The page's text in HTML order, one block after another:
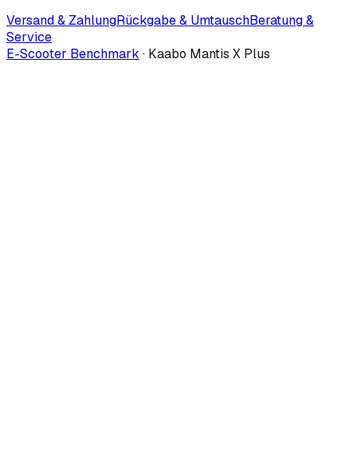
Versand & ZahlungRückgabe & UmtauschBeratung &
Service
E-Scooter Benchmark · Kaabo Mantis X Plus